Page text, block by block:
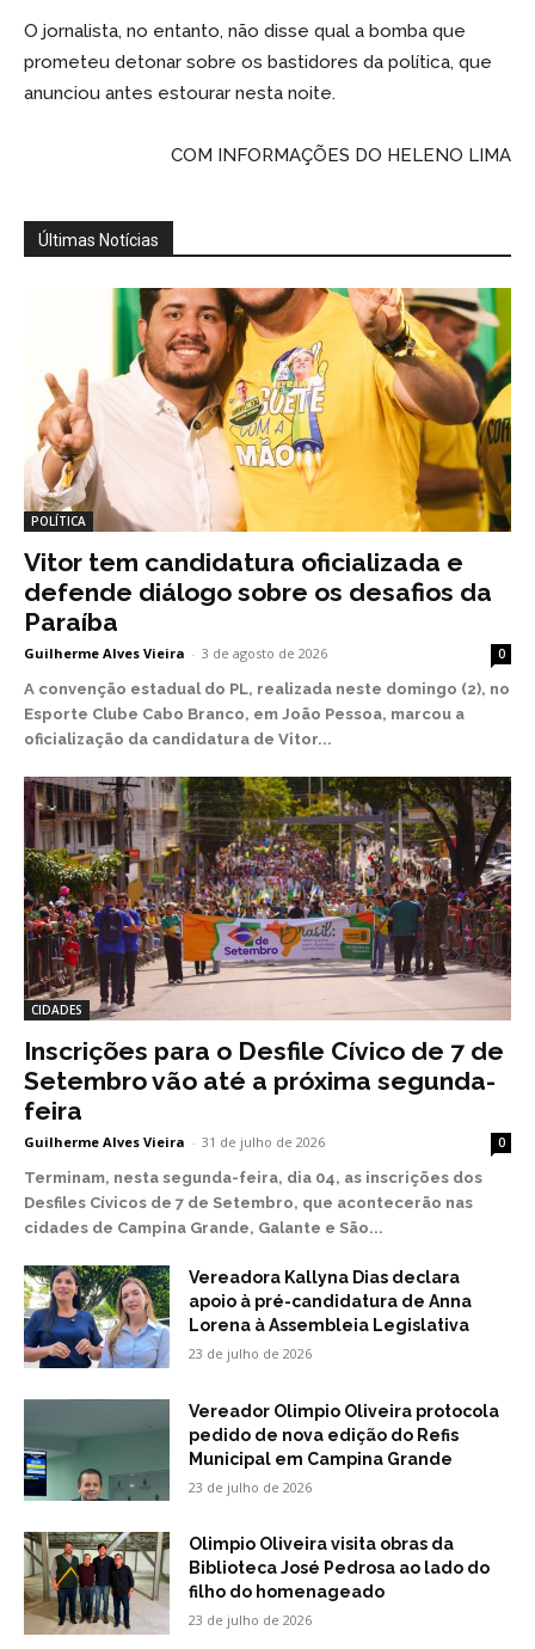
O jornalista, no entanto, não disse qual a bomba que
prometeu detonar sobre os bastidores da política, que
anunciou antes estourar nesta noite.
COM INFORMAÇÕES DO HELENO LIMA
Últimas Notícias
POLÍTICA
Vitor tem candidatura oficializada e
defende diálogo sobre os desafios da
Paraíba
Guilherme Alves Vieira - 3 de agosto de 2026 0
A convenção estadual do PL, realizada neste domingo (2), no
Esporte Clube Cabo Branco, em João Pessoa, marcou a
oficialização da candidatura de Vitor...
CIDADES
Inscrições para o Desfile Cívico de 7 de
Setembro vão até a próxima segunda-
feira
Guilherme Alves Vieira - 31 de julho de 2026 0
Terminam, nesta segunda-feira, dia 04, as inscrições dos
Desfiles Cívicos de 7 de Setembro, que acontecerão nas
cidades de Campina Grande, Galante e São...
Vereadora Kallyna Dias declara
apoio à pré-candidatura de Anna
Lorena à Assembleia Legislativa
23 de julho de 2026
Vereador Olimpio Oliveira protocola
pedido de nova edição do Refis
Municipal em Campina Grande
23 de julho de 2026
Olimpio Oliveira visita obras da
Biblioteca José Pedrosa ao lado do
filho do homenageado
23 de julho de 2026